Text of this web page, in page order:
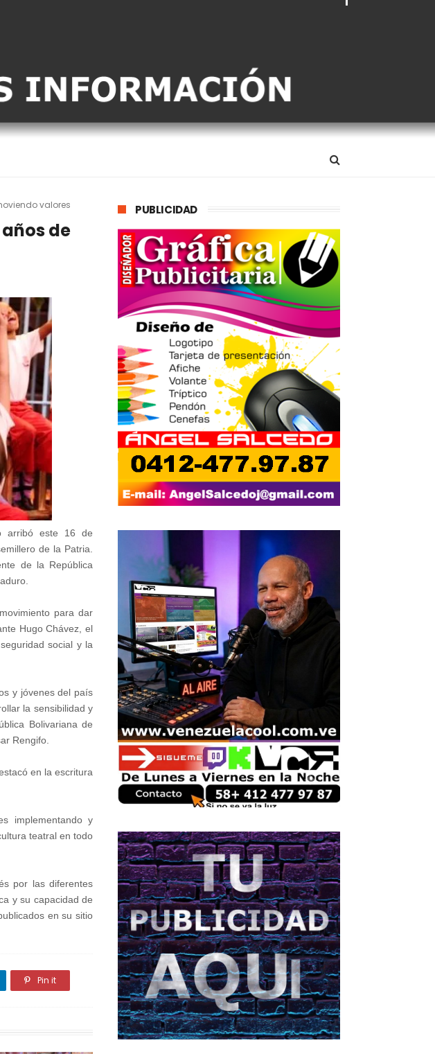
valores
de
arribó este 16 de
de la Patria.
de la República
para dar
Hugo Chávez, el
social y la
y jóvenes del país
la sensibilidad y
Bolivariana de
Rengifo.
en la escritura
implementando y
teatral en todo
por las diferentes
y su capacidad de
en su sitio
Pin it
PUBLICIDAD